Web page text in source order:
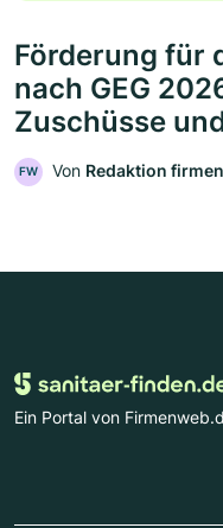
Förderung für
nach GEG
Zuschüsse
FW Von Redaktion
Ein Portal von